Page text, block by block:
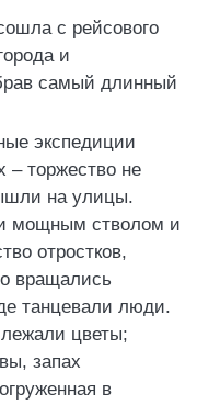
с рейсового
и
самый длинный
экспедиции
– торжество не
на улицы.
мощным стволом и
отростков,
вращались
танцевали люди.
цветы;
запах
в